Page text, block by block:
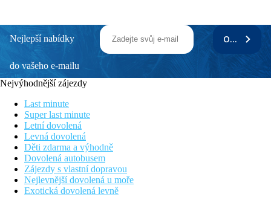
Nejlepší nabídky
do vašeho e-mailu
ODEBÍRAT
Nejvýhodnější zájezdy
Last minute
Super last minute
Letní dovolená
Levná dovolená
Děti zdarma a výhodně
Dovolená autobusem
Zájezdy s vlastní dopravou
Nejlevnější dovolená u moře
Exotická dovolená levně